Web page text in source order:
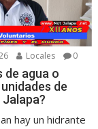
Locales 0
de agua o
de
hay un hidrante